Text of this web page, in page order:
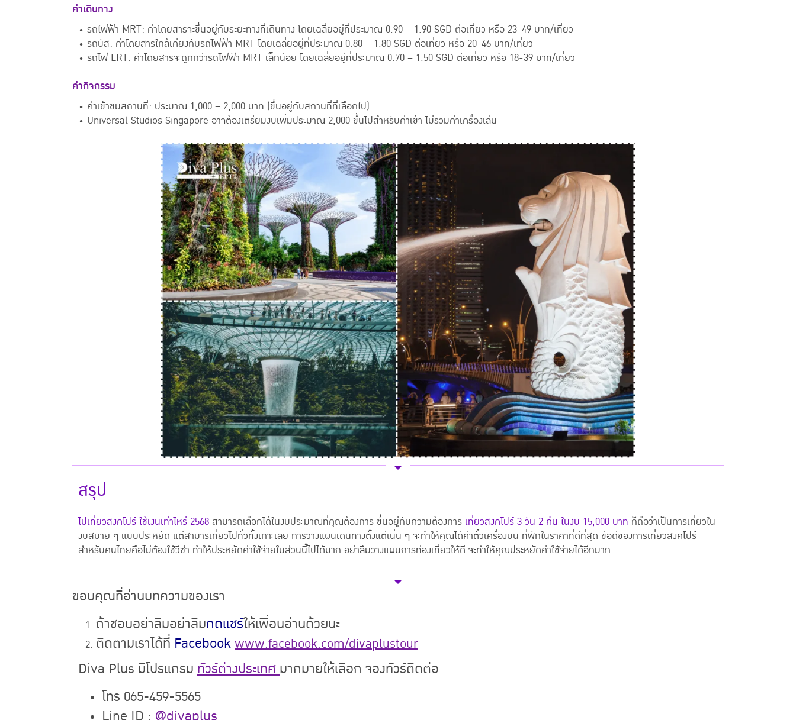
ค่าเดินทาง
• รถไฟฟ้า MRT: ค่าโดยสารจะขึ้นอยู่กับระยะทางที่เดินทาง โดยเฉลี่ยอยู่ที่ประมาณ 0.90 – 1.90 SGD ต่อเที่ยว หรือ 23-49 บาท/เที่ยว
• รถบัส: ค่าโดยสารใกล้เคียงกับรถไฟฟ้า MRT โดยเฉลี่ยอยู่ที่ประมาณ 0.80 – 1.80 SGD ต่อเที่ยว หรือ 20-46 บาท/เที่ยว
• รถไฟ LRT: ค่าโดยสารจะถูกกว่ารถไฟฟ้า MRT เล็กน้อย โดยเฉลี่ยอยู่ที่ประมาณ 0.70 – 1.50 SGD ต่อเที่ยว หรือ 18-39 บาท/เที่ยว
ค่ากิจกรรม
• ค่าเข้าชมสถานที่: ประมาณ 1,000 – 2,000 บาท (ขึ้นอยู่กับสถานที่ที่เลือกไป)
• Universal Studios Singapore อาจต้องเตรียมงบเพิ่มประมาณ 2,000 ขึ้นไปสำหรับค่าเข้า ไม่รวมค่าเครื่องเล่น
สรุป
ไปเที่ยวสิงคโปร์ ใช้เงินเท่าไหร่ 2568 สามารถเลือกได้ในงบประมาณที่คุณต้องการ ขึ้นอยู่กับความต้องการ เที่ยวสิงคโปร์ 3 วัน 2 คืน ในงบ 15,000 บาท ก็ถือว่าเป็นการเที่ยวใน
งบสบาย ๆ แบบประหยัด แต่สามารเที่ยวไปทั่วทั้งเกาะเลย การวางแผนเดินทางตั้งแต่เนิ่น ๆ จะทำให้คุณได้ค่าตั๋วเครื่องบิน ที่พักในราคาที่ดีที่สุด ข้อดีของการเที่ยวสิงคโปร์
สำหรับคนไทยคือไม่ต้องใช้วีซ่า ทำให้ประหยัดค่าใช้จ่ายในส่วนนี้ไปได้มาก อย่าลืมวางแผนการท่องเที่ยวให้ดี จะทำให้คุณประหยัดค่าใช้จ่ายได้อีกมาก
ขอบคุณที่อ่านบทความของเรา
ถ้าชอบอย่าลืมอย่าลืมกดแชร์ให้เพื่อนอ่านด้วยนะ
ติดตามเราได้ที่ Facebookwww.facebook.com/divaplustour
Diva Plus มีโปรแกรม ทัวร์ต่างประเทศ มากมายให้เลือก จองทัวร์ติดต่อ
โทร 065-459-5565